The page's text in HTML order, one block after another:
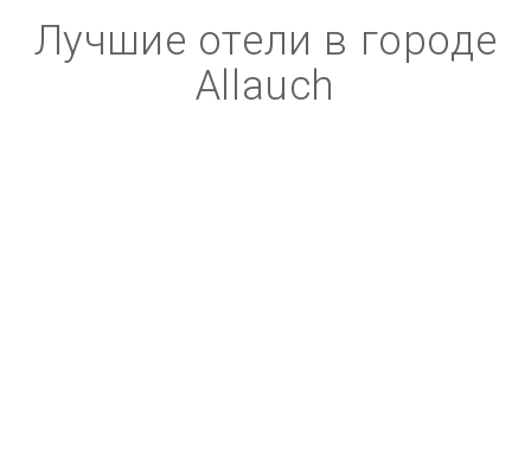
Лучшие отели в городе
Allauch